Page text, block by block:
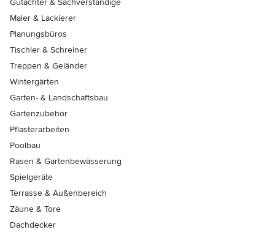
Gutachter & Sachverständige
Maler & Lackierer
Planungsbüros
Tischler & Schreiner
Treppen & Geländer
Wintergärten
Garten- & Landschaftsbau
Gartenzubehör
Pflasterarbeiten
Poolbau
Rasen & Gartenbewässerung
Spielgeräte
Terrasse & Außenbereich
Zäune & Tore
Dachdecker